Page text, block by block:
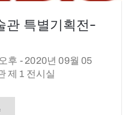
관 특별기획전-
후 - 2020년 09월 05
제 1 전시실